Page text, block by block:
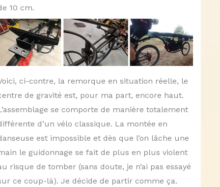
10 cm.
ci-contre, la remorque en situation réelle, le
de gravité est, pour ma part, encore haut.
se comporte de manière totalement
d’un vélo classique. La montée en
est impossible et dès que l’on lâche une
le guidonnage se fait de plus en plus violent
risque de tomber (sans doute, je n’ai pas essayé
ce coup-là). Je décide de partir comme ça.